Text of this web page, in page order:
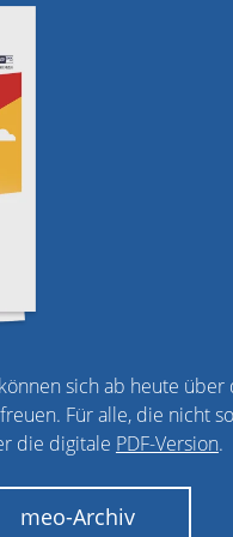
sich ab heute über
Für alle, die nicht so
die digitale PDF-Version.
meo-Archiv